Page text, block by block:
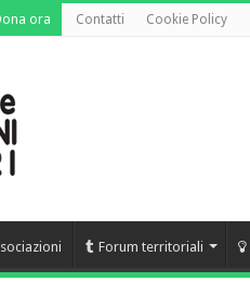
ora Contatti Cookie Policy
Forum territoriali